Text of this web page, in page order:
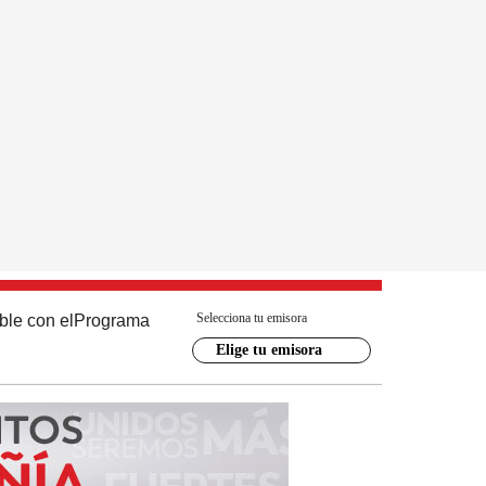
con el Programa Selecciona tu emisora
Elige tu emisora